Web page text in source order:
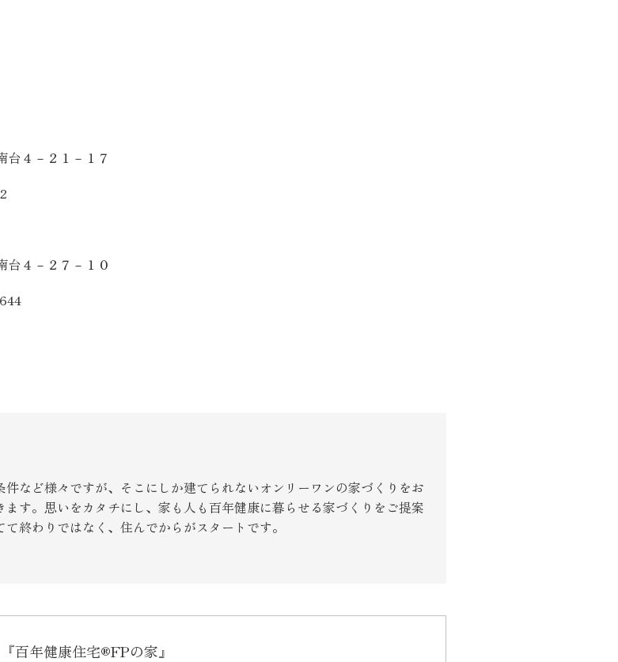
台４－２１－１７
台４－２７－１０
件など様々ですが、そこにしか建てられないオンリーワンの家づくりをお
ます。思いをカタチにし、家も人も百年健康に暮らせる家づくりをご提案
て終わりではなく、住んでからがスタートです。
『百年健康住宅®FPの家』